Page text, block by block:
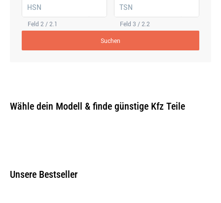
HSN
Feld 2 / 2.1
TSN
Feld 3 / 2.2
Suchen
Wähle dein Modell & finde günstige Kfz Teile
Unsere Bestseller